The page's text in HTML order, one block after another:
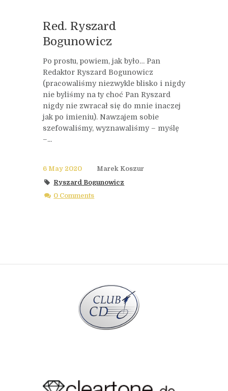
Red. Ryszard
Bogunowicz
Po prostu, powiem, jak było… Pan
Redaktor Ryszard Bogunowicz
(pracowaliśmy niezwykle blisko i nigdy
nie byliśmy na ty choć Pan Ryszard
nigdy nie zwracał się do mnie inaczej
jak po imieniu). Nawzajem sobie
szefowaliśmy, wyznawaliśmy – myślę
–...
6 May 2020
Marek Koszur
Ryszard Bogunowicz
0 Comments